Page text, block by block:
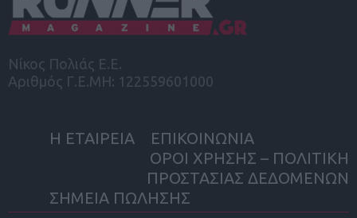
Νίκος Πολιάς Ε.Ε.
Αριθμός Γ.Ε.ΜΗ: 122559601000
Η ΕΤΑΙΡΕΙΑ
ΕΠΙΚΟΙΝΩΝΙΑ
ΟΡΟΙ ΧΡΗΣΗΣ – ΠΟΛΙΤΙΚΗ
ΠΡΟΣΤΑΣΙΑΣ ΔΕΔΟΜΕΝΩΝ
ΣΗΜΕΙΑ ΠΩΛΗΣΗΣ